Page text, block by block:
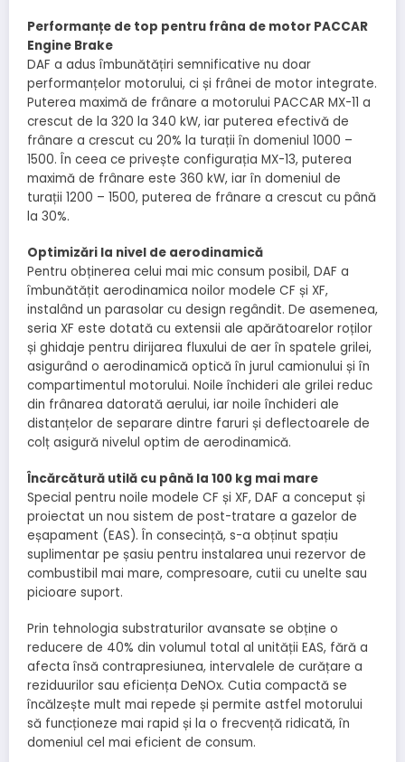
Performanțe de top pentru frâna de motor PACCAR
Engine Brake
DAF a adus îmbunătățiri semnificative nu doar
performanțelor motorului, ci și frânei de motor integrate.
Puterea maximă de frânare a motorului PACCAR MX-11 a
crescut de la 320 la 340 kW, iar puterea efectivă de
frânare a crescut cu 20% la turații în domeniul 1000 –
1500. În ceea ce privește configurația MX-13, puterea
maximă de frânare este 360 kW, iar în domeniul de
turații 1200 – 1500, puterea de frânare a crescut cu până
la 30%.
Optimizări la nivel de aerodinamică
Pentru obținerea celui mai mic consum posibil, DAF a
îmbunătățit aerodinamica noilor modele CF și XF,
instalând un parasolar cu design regândit. De asemenea,
seria XF este dotată cu extensii ale apărătoarelor roților
și ghidaje pentru dirijarea fluxului de aer în spatele grilei,
asigurând o aerodinamică optică în jurul camionului și în
compartimentul motorului. Noile închideri ale grilei reduc
din frânarea datorată aerului, iar noile închideri ale
distanțelor de separare dintre faruri și deflectoarele de
colț asigură nivelul optim de aerodinamică.
Încărcătură utilă cu până la 100 kg mai mare
Special pentru noile modele CF și XF, DAF a conceput și
proiectat un nou sistem de post-tratare a gazelor de
eșapament (EAS). În consecință, s-a obținut spațiu
suplimentar pe șasiu pentru instalarea unui rezervor de
combustibil mai mare, compresoare, cutii cu unelte sau
picioare suport.
Prin tehnologia substraturilor avansate se obține o
reducere de 40% din volumul total al unității EAS, fără a
afecta însă contrapresiunea, intervalele de curățare a
reziduurilor sau eficiența DeNOx. Cutia compactă se
încălzește mult mai repede și permite astfel motorului
să funcționeze mai rapid și la o frecvență ridicată, în
domeniul cel mai eficient de consum.